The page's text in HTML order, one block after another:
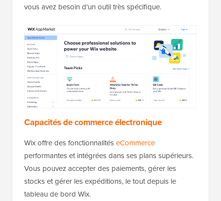
vous avez besoin d'un outil très spécifique.
Capacités de commerce électronique
Wix offre des fonctionnalitéseCommerce
performantes et intégrées dans ses plans supérieurs.
Vous pouvez accepter des paiements, gérer les
stocks et gérer les expéditions, le tout depuis le
tableau de bord Wix.